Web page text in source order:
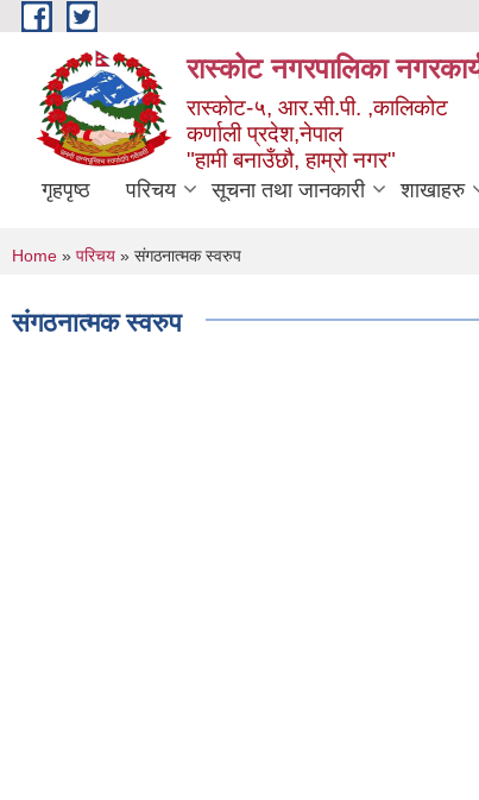
Skip to main content
रास्कोट नगरपालिका
रास्कोट-५, आर.सी.पी. ,कालिकोट
कर्णाली प्रदेश,नेपाल
"हामी बनाउँछौ, हाम्रो नगर"
गृहपृष्ठ परिचय सूचना तथा जानकारी शाखाहरु
You are here
Home » परिचय » संगठनात्मक स्वरुप
संगठनात्मक स्वरुप